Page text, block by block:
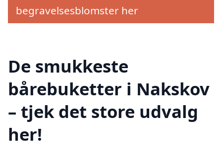
begravelsesblomster her
De smukkeste
bårebuketter i Nakskov
– tjek det store udvalg
her!